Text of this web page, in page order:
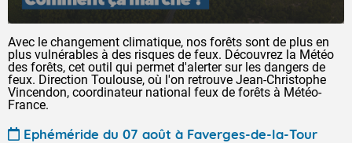
Avec le changement climatique, nos forêts sont de plus en
plus vulnérables à des risques de feux. Découvrez la Météo
des forêts, cet outil qui permet d'alerter sur les dangers de
feux. Direction Toulouse, où l'on retrouve Jean-Christophe
Vincendon, coordinateur national feux de forêts à Météo-
France.
Ephéméride du 07 août à Faverges-de-la-Tour